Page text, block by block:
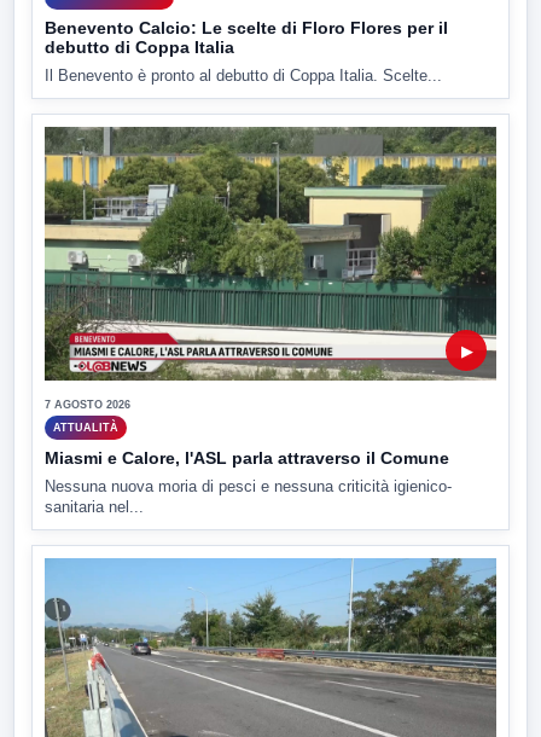
Benevento Calcio: Le scelte di Floro Flores per il
debutto di Coppa Italia
Il Benevento è pronto al debutto di Coppa Italia. Scelte...
▶
7 AGOSTO 2026
ATTUALITÀ
Miasmi e Calore, l'ASL parla attraverso il Comune
Nessuna nuova moria di pesci e nessuna criticità igienico-
sanitaria nel...